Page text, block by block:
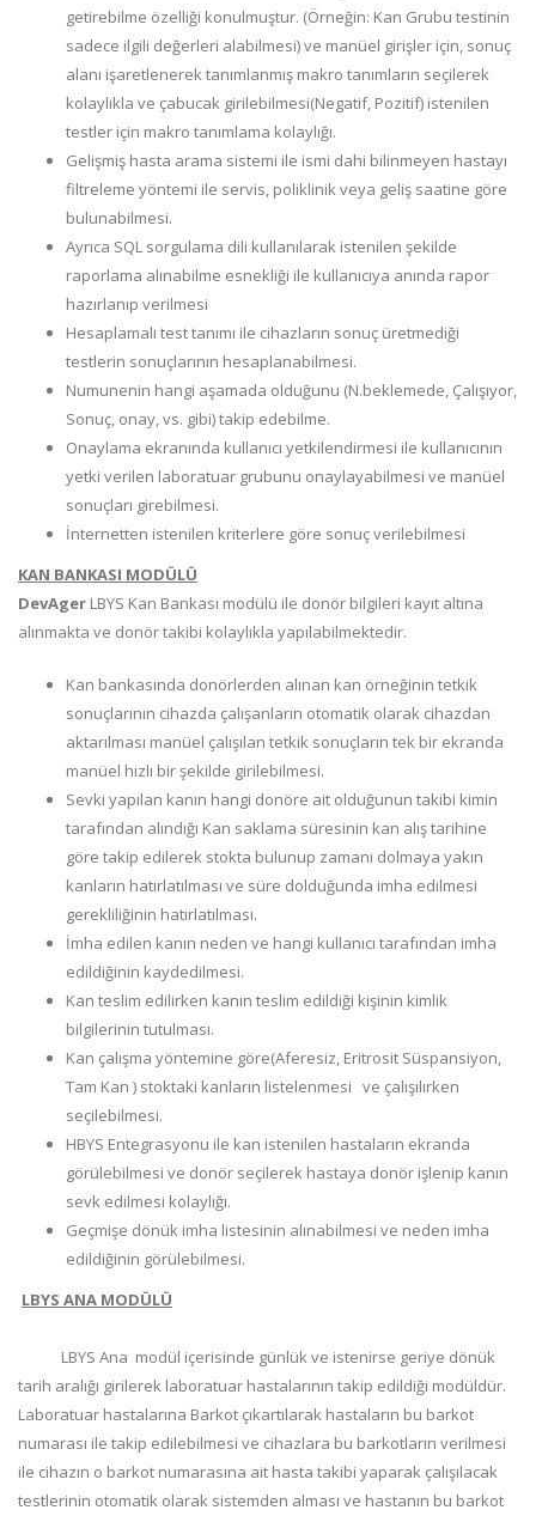
getirebilme özelliği konulmuştur. (Örneğin: Kan Grubu testinin
sadece ilgili değerleri alabilmesi) ve manüel girişler için, sonuç
alanı işaretlenerek tanımlanmış makro tanımların seçilerek
kolaylıkla ve çabucak girilebilmesi(Negatif, Pozitif) istenilen
testler için makro tanımlama kolaylığı.
Gelişmiş hasta arama sistemi ile ismi dahi bilinmeyen hastayı
filtreleme yöntemi ile servis, poliklinik veya geliş saatine göre
bulunabilmesi.
Ayrıca SQL sorgulama dili kullanılarak istenilen şekilde
raporlama alınabilme esnekliği ile kullanıcıya anında rapor
hazırlanıp verilmesi
Hesaplamalı test tanımı ile cihazların sonuç üretmediği
testlerin sonuçlarının hesaplanabilmesi.
Numunenin hangi aşamada olduğunu (N.beklemede, Çalışıyor,
Sonuç, onay, vs. gibi) takip edebilme.
Onaylama ekranında kullanıcı yetkilendirmesi ile kullanıcının
yetki verilen laboratuar grubunu onaylayabilmesi ve manüel
sonuçları girebilmesi.
İnternetten istenilen kriterlere göre sonuç verilebilmesi
KAN BANKASI MODÜLÜ
DevAger LBYS Kan Bankası modülü ile donör bilgileri kayıt altına
alınmakta ve donör takibi kolaylıkla yapılabilmektedir.
Kan bankasında donörlerden alınan kan örneğinin tetkik
sonuçlarının cihazda çalışanların otomatik olarak cihazdan
aktarılması manüel çalışılan tetkik sonuçların tek bir ekranda
manüel hızlı bir şekilde girilebilmesi.
Sevki yapılan kanın hangi donöre ait olduğunun takibi kimin
tarafından alındığı Kan saklama süresinin kan alış tarihine
göre takip edilerek stokta bulunup zamanı dolmaya yakın
kanların hatırlatılması ve süre dolduğunda imha edilmesi
gerekliliğinin hatırlatılması.
İmha edilen kanın neden ve hangi kullanıcı tarafından imha
edildiğinin kaydedilmesi.
Kan teslim edilirken kanın teslim edildiği kişinin kimlik
bilgilerinin tutulması.
Kan çalışma yöntemine göre(Aferesiz, Eritrosit Süspansiyon,
Tam Kan ) stoktaki kanların listelenmesi ve çalışılırken
seçilebilmesi.
HBYS Entegrasyonu ile kan istenilen hastaların ekranda
görülebilmesi ve donör seçilerek hastaya donör işlenip kanın
sevk edilmesi kolaylığı.
Geçmişe dönük imha listesinin alınabilmesi ve neden imha
edildiğinin görülebilmesi.
LBYS ANA MODÜLÜ
LBYS Ana modül içerisinde günlük ve istenirse geriye dönük
tarih aralığı girilerek laboratuar hastalarının takip edildiği modüldür.
Laboratuar hastalarına Barkot çıkartılarak hastaların bu barkot
numarası ile takip edilebilmesi ve cihazlara bu barkotların verilmesi
ile cihazın o barkot numarasına ait hasta takibi yaparak çalışılacak
testlerinin otomatik olarak sistemden alması ve hastanın bu barkot